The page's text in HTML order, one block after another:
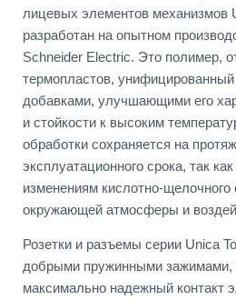
лицевых элементов механизмов
разработан на опытном
Schneider Electric. Это полимер,
термопластов,
добавками, улучшающими его
и стойкости к высоким
обработки сохраняется на
эксплуатационного срока, так
изменениям кислотно-щелочного
окружающей атмосферы и
Розетки и разъемы серии Unica
добрыми пружинными зажимами,
максимально надежный контакт